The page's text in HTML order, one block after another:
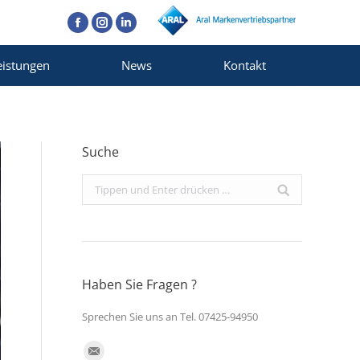
Facebook
InstagramLinkedin
News Kontakt
Suche
Search:
Haben Sie Fragen ?
Sprechen Sie uns an Tel. 07425-94950
Finden Sie uns auf: